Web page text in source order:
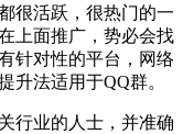
很活跃，很热门的一
上面推广，势必会找
针对性的平台，网络
升法适用于QQ群。
行业的人士，并准确